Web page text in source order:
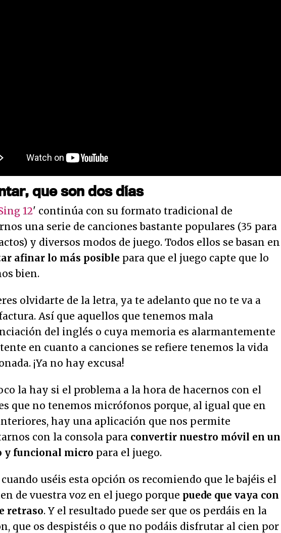
que son dos días
12' continúa con su formato tradicional de
una serie de canciones bastante populares (35 para
y diversos modos de juego. Todos ellos se basan en
afinar lo más posible para que el juego capte que lo
bien.
olvidarte de la letra, ya te adelanto que no te va a
Así que aquellos que tenemos mala
del inglés o cuya memoria es alarmantemente
en cuanto a canciones se refiere tenemos la vida
¡Ya no hay excusa!
la hay si el problema a la hora de hacernos con el
que no tenemos micrófonos porque, al igual que en
hay una aplicación que nos permite
con la consola para convertir nuestro móvil en un
y funcional micro para el juego.
cuando uséis esta opción os recomiendo que le bajéis el
de vuestra voz en el juego porque puede que vaya con
retraso. Y el resultado puede ser que os perdáis en la
que os despistéis o que no podáis disfrutar al cien por